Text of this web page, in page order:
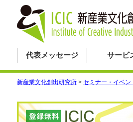
代表メッセージ サービ
新産業文化創出研究所 > セミナー・イベン